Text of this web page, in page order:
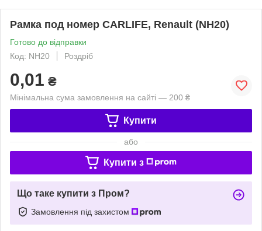
Рамка под номер CARLIFE, Renault (NH20)
Готово до відправки
Код: NH20
Роздріб
0,01 ₴
Мінімальна сума замовлення на сайті — 200 ₴
Купити
або
Купити з
Що таке купити з Пром?
Замовлення під захистом